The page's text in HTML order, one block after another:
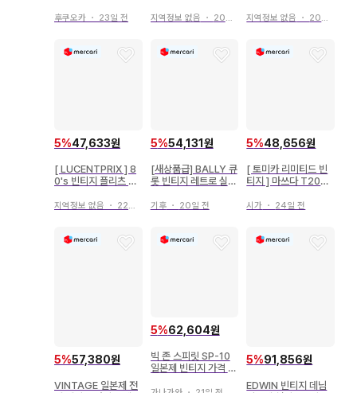
후쿠오카 ・ 23일 전 지역정보 없음 ・ 20일 전 지역정보 없음 ・ 20일 전
5%47,633원
[ LUCENTPRIX ] 8
0's 빈티지 플리츠 스
지역정보 없음 ・ 22일 전
5%54,131원
[새상품급] BALLY 큐
롯 빈티지 레트로 실크
기후・ 20일 전
5%48,656원
[ 토미카 리미티드 빈
티지 ] 마쓰다 T2000
시가 ・ 24일 전
5%57,380원
VINTAGE 일본제 전
5%62,604원
빅 존 스피릿 SP-10
일본제 빈티지 가격 인
5%91,856원
EDWIN 빈티지 데님